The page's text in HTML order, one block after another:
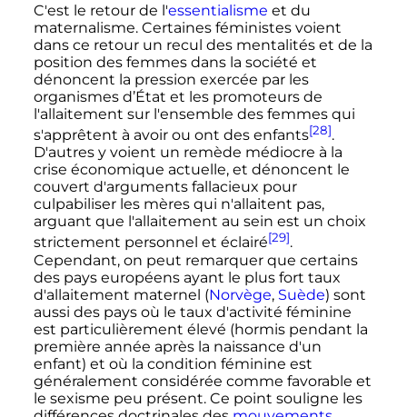
C'est le retour de l'essentialisme et du
maternalisme. Certaines féministes voient
dans ce retour un recul des mentalités et de la
position des femmes dans la société et
dénoncent la pression exercée par les
organismes d’État et les promoteurs de
l'allaitement sur l'ensemble des femmes qui
s'apprêtent à avoir ou ont des enfants[28].
D'autres y voient un remède médiocre à la
crise économique actuelle, et dénoncent le
couvert d'arguments fallacieux pour
culpabiliser les mères qui n'allaitent pas,
arguant que l'allaitement au sein est un choix
strictement personnel et éclairé[29].
Cependant, on peut remarquer que certains
des pays européens ayant le plus fort taux
d'allaitement maternel (Norvège, Suède) sont
aussi des pays où le taux d'activité féminine
est particulièrement élevé (hormis pendant la
première année après la naissance d'un
enfant) et où la condition féminine est
généralement considérée comme favorable et
le sexisme peu présent. Ce point souligne les